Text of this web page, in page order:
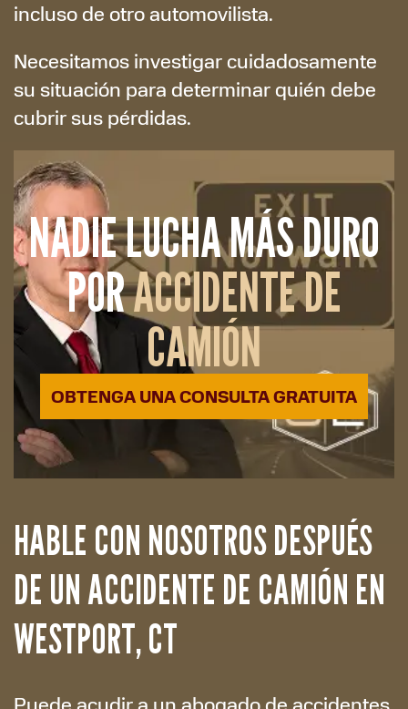
incluso de otro automovilista.
Necesitamos investigar cuidadosamente
su situación para determinar quién debe
cubrir sus pérdidas.
NADIE LUCHA MÁS DURO
PORACCIDENTE DE
CAMIÓN
OBTENGA UNA CONSULTA GRATUITA
HABLE CON NOSOTROS DESPUÉS
DE UN ACCIDENTE DE CAMIÓN EN
WESTPORT, CT
Puede acudir a un abogado de accidentes